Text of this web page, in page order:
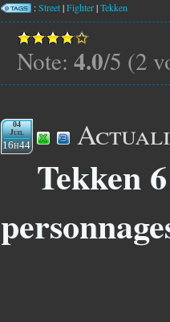
:Street|Fighter|Tekken
Note: 4.0/5 (2
04
Juil
16h44
Tekken